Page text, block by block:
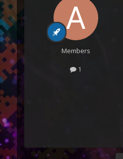
Members
1